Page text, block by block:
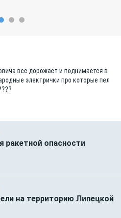
все дорожает и поднимается в
электрички про которые пел
ракетной опасности
на территорию Липецкой